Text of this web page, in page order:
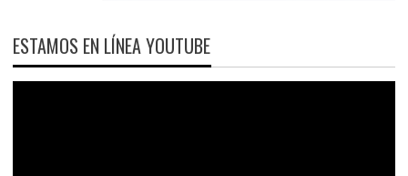
ESTAMOS EN LÍNEA YOUTUBE